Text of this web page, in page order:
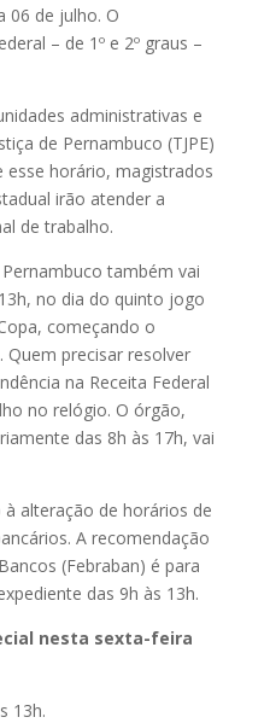
06 de julho. O
– de 1º e 2º graus –
administrativas e
de Pernambuco (TJPE)
esse horário, magistrados
irão atender a
de trabalho.
também vai
no dia do quinto jogo
começando o
Quem precisar resolver
na Receita Federal
no relógio. O órgão,
das 8h às 17h, vai
alteração de horários de
A recomendação
(Febraban) é para
das 9h às 13h.
nesta sexta-feira
13h.